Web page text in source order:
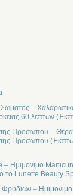
–
60 λεπτων
Προσωπου –
Προσωπου
– Ημιμονιμο
Lunette Beauty
Φρυδιων –